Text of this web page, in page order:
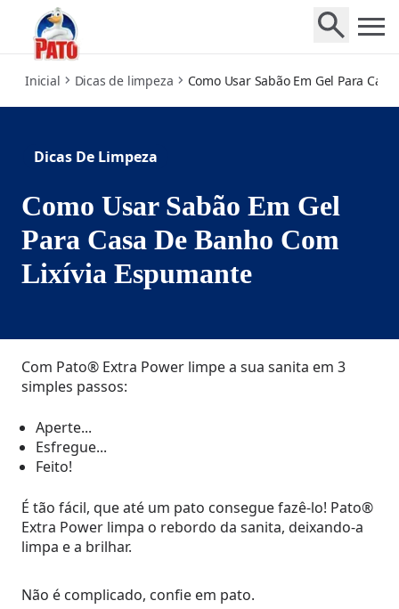
how-to-use-foaming-bleach-gel
Inicial Dicas de limpeza Como Usar Sabão Em Gel Para
Dicas De Limpeza
Como Usar Sabão Em Gel
Para Casa De Banho Com
Lixívia Espumante
Com Pato® Extra Power limpe a sua sanita em 3
simples passos:
Aperte...
Esfregue...
Feito!
É tão fácil, que até um pato consegue fazê-lo! Pato®
Extra Power limpa o rebordo da sanita, deixando-a
limpa e a brilhar.
Não é complicado, confie em pato.